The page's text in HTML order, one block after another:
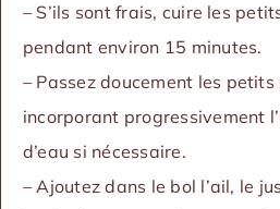
– S’ils sont frais, cuire les
pendant environ 15 minutes.
– Passez doucement les
incorporant progressivement
d’eau si nécessaire.
– Ajoutez dans le bol l’ail, le